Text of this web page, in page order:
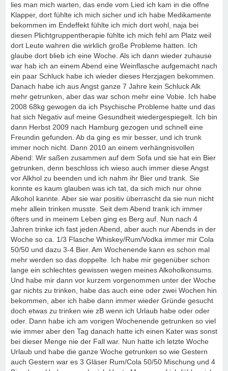
lies man mich warten, das ende vom Lied ich kam in die offne
Klapper, dort fühlte ich mich sicher und ich habe Medikamente
bekommen im Endeffekt fühlte ich mich dort wohl, naja bei
diesen Plichtgruppentherapie fühlte ich mich fehl am Platz weil
dort Leute wahren die wirklich große Probleme hatten. Ich
glaube dort blieb ich eine Woche. Als ich dann wieder zuhause
war hab ich an einem Abend eine Weinflasche aufgemacht nach
ein paar Schluck habe ich wieder dieses Herzjagen bekommen.
Danach habe ich aus Angst ganze 7 Jahre kein Schluck Alk
mehr getrunken, aber das war schon mehr eine Vobie. Ich habe
2008 68kg gewogen da ich Psychische Probleme hatte und das
hat sich Negativ auf meine Gesundheit wiedergespiegelt. Ich bin
dann Herbst 2009 nach Hamburg gezogen und schnell eine
Freundin gefunden. Ab da ging es mir besser, und ich trunk
immer noch nicht. Dann 2010 an einem verhängnisvollen
Abend: Wir saßen zusammen auf dem Sofa und sie hat ein Bier
getrunken, denn beschloss ich wieso auch immer diese Angst
vor Alkhol zu beenden und ich nahm ihr Bier und trank. Sie
konnte es kaum glauben was ich tat, da sich mich nur ohne
Alkohol kannte. Aber sie war positiv überrascht da sie nun nicht
mehr allein trinken musste. Seit dem Abend trank ich immer
öfters und in meinem Leben ging es Berg auf. Nun nach 4
Jahren trinke ich fast jeden Abend, aber auch nur Abends in der
Woche so ca. 1/3 Flasche Whiskey/Rum/Vodka immer mir Cola
50/50 und dazu 3-4 Bier. Am Wochenende kann es schon mal
mehr werden so das doppelte. Ich habe mir gegenüber schon
lange ein schlechtes gewissen wegen meines Alkoholkonsums.
Und habe mir dann vor kurzem vorgenommen unter der Woche
gar nichts zu trinken, habe das auch eine oder zwei Wochen hin
bekommen, aber ich habe dann immer wieder Gründe gesucht
doch etwas zu trinken wie zB wenn ich Urlaub habe oder oder
oder. Dann habe ich am vorigen Wochenende getrunken so viel
wie immer aber den Tag danach hatte ich einen Kater was sonst
bei dieser Menge nie der Fall war. Nun hatte ich letzte Woche
Urlaub und habe die ganze Woche getrunken so wie Gestern
auch Gestern war es 3 Gläser Rum/Cola 50/50 Mischung und 4